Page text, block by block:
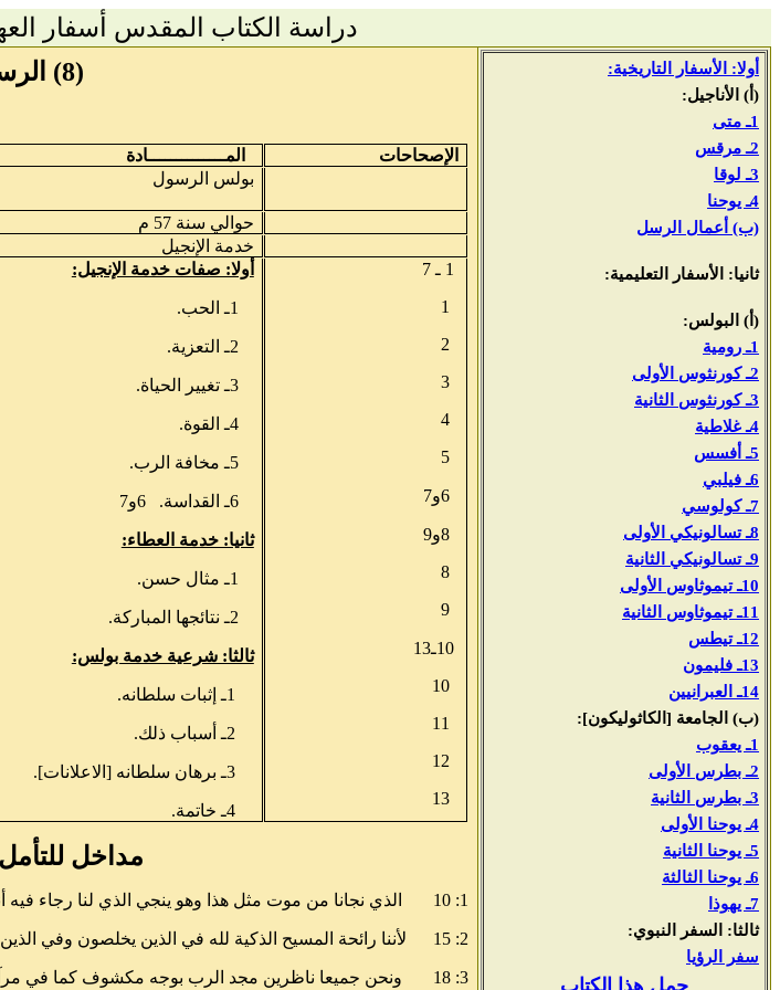
دراسة الكتاب المقدس أسفار
أولا: الأسفار التاريخية:
(أ) الأناجيل:
1ـ متى
2ـ مرقس
3ـ لوقا
4ـ يوحنا
(ب) أعمال الرسل
ثانيا: الأسفار التعليمية:
(أ) البولس:
1ـ رومية
2ـ كورنثوس الأولى
3ـ كورنثوس الثانية
4ـ غلاطية
5ـ أفسس
6ـ فيلبي
7ـ كولوسي
8ـ تسالونيكي الأولى
9ـ تسالونيكي الثانية
10ـ تيموثاوس الأولى
11ـ تيموثاوس الثانية
12ـ تيطس
13ـ فليمون
14ـ العبرانيين
(ب) الجامعة [الكاثوليكون]:
1ـ يعقوب
2ـ بطرس الأولى
3ـ بطرس الثانية
4ـ يوحنا الأولى
5ـ يوحنا الثانية
6ـ يوحنا الثالثة
7ـ يهوذا
ثالثا: السفر النبوي:
سفر الرؤيا
حمل هذا الكتاب
(8) الرسالة الثانية إلى أهل كورنثوس
الإصحاحات المــــــــــــــادة
بولس الرسول
حوالي سنة 57 م
خدمة الإنجيل
1 ـ 7
1
2
3
4
5
6و7
8و9
8
9
10ـ13
10
11
12
13
أولا: صفات خدمة الإنجيل:
1ـ الحب.
2ـ التعزية.
3ـ تغيير الحياة.
4ـ القوة.
5ـ مخافة الرب.
6ـ القداسة. 6و7
ثانيا: خدمة العطاء:
1ـ مثال حسن.
2ـ نتائجها المباركة.
ثالثا: شرعية خدمة بولس:
1ـ إثبات سلطانه.
2ـ أسباب ذلك.
3ـ برهان سلطانه [الاعلانات].
4ـ خاتمة.
مداخل
1: 10 الذي نجانا من موت مثل هذا وهو ينجي الذي لنا رجاء فيه
2: 15 لأننا رائحة المسيح الذكية لله في الذين يخلصون وفي
3: 18 ونحن جميعا ناظرين مجد الرب بوجه مكشوف كما في